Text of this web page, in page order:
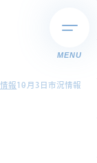
MENU
報10月3日市況情報